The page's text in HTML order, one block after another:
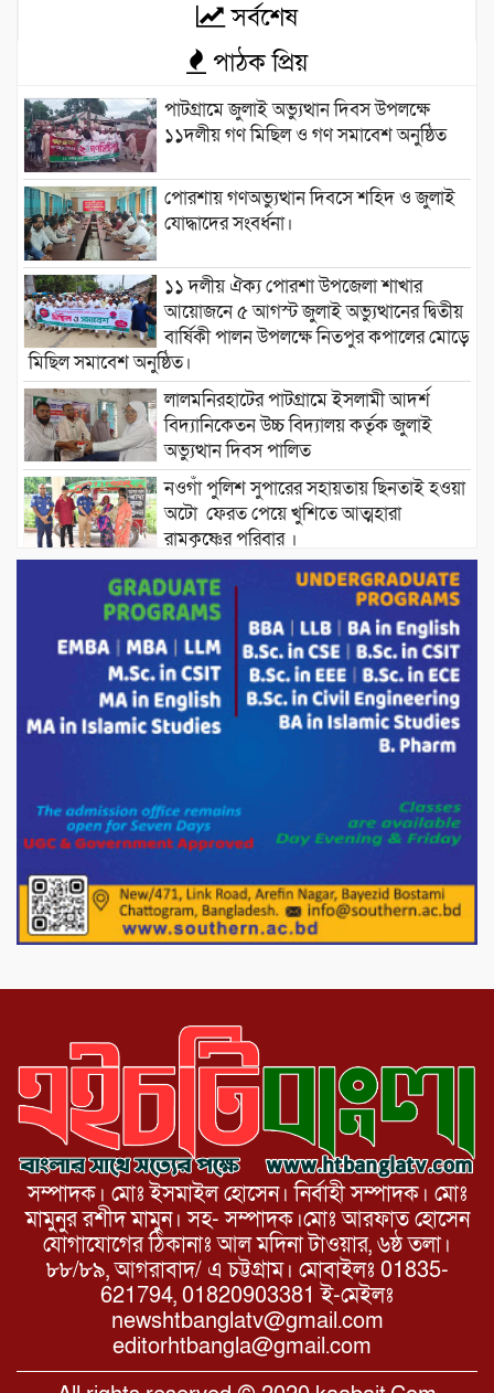
সর্বশেষ
পাঠক প্রিয়
পাটগ্রামে জুলাই অভ্যুত্থান দিবস উপলক্ষে
১১দলীয় গণ মিছিল ও গণ সমাবেশ অনুষ্ঠিত
পোরশায় গণঅভ্যুত্থান দিবসে শহিদ ও জুলাই
যোদ্ধাদের সংবর্ধনা।
১১ দলীয় ঐক্য পোরশা উপজেলা শাখার
আয়োজনে ৫ আগস্ট জুলাই অভ্যুত্থানের দ্বিতীয়
বার্ষিকী পালন উপলক্ষে নিতপুর কপালের মোড়ে
মিছিল সমাবেশ অনুষ্ঠিত।
লালমনিরহাটের পাটগ্রামে ইসলামী আদর্শ
বিদ্যানিকেতন উচ্চ বিদ্যালয় কর্তৃক জুলাই
অভ্যুত্থান দিবস পালিত
নওগাঁ পুলিশ সুপারের সহায়তায় ছিনতাই হওয়া
অটো ফেরত পেয়ে খুশিতে আত্মহারা
রামকৃষ্ণের পরিবার ।
বিদ্যুৎ ও জ্বালানির অতিরিক্ত বিল আসলে যা
করতে বললেন প্রধানমন্ত্রীর তথ্য উপদেষ্টা।
চট্টগ্রামের বন্যাকবলিত স্থানে সফরে যাচ্ছেন
প্রধানমন্ত্রী ।
শতাধিক মানুষের মাঝে গোল্ডেন ডায়াগনস্টিক
পাটগ্রামে শালিসী বৈঠককে কেন্দ্র করে বিএনপি
আত্মহত্যার অভিযোগ
নওগাঁর পোরশায় মাননীয় প্রধানমন্ত্রীর দেওয়া
সম্পাদক। মোঃ ইসমাইল হোসেন। নির্বাহী সম্পাদক। মোঃ
মামুনুর রশীদ মামুন। সহ- সম্পাদক।মোঃ আরফাত হোসেন
যোগাযোগের ঠিকানাঃ আল মদিনা টাওয়ার, ৬ষ্ঠ তলা।
৮৮/৮৯, আগরাবাদ/ এ চট্টগ্রাম। মোবাইলঃ 01835-
621794, 01820903381 ই-মেইলঃ
newshtbanglatv@gmail.com
editorhtbangla@gmail.com